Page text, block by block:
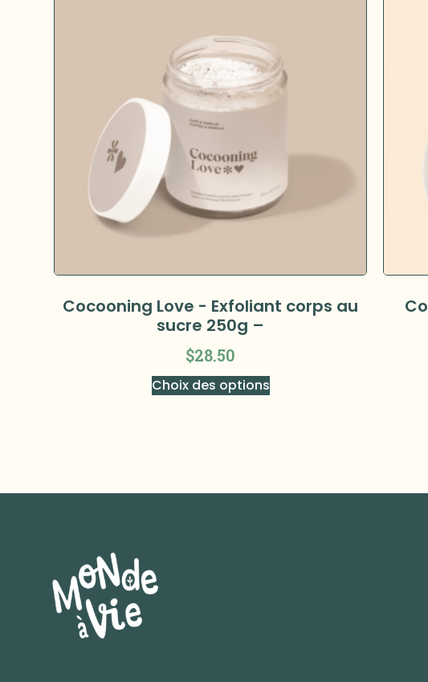
Cocooning Love - Exfoliant corps au
sucre 250g –
$28.50
Choix des options